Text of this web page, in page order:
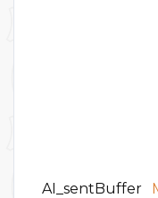
AI_sentBuffer